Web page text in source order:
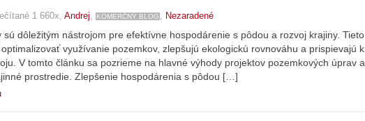
1 660x, Andrej KOMERČNÝ BLOG Nezaradené
sú dôležitým nástrojom pre efektívne hospodárenie s pôdou a rozvoj krajiny. Tieto
využívanie pozemkov, zlepšujú ekologickú rovnováhu a prispievajú k
V tomto článku sa pozrieme na hlavné výhody projektov pozemkových úprav a
prostredie. Zlepšenie hospodárenia s pôdou […]